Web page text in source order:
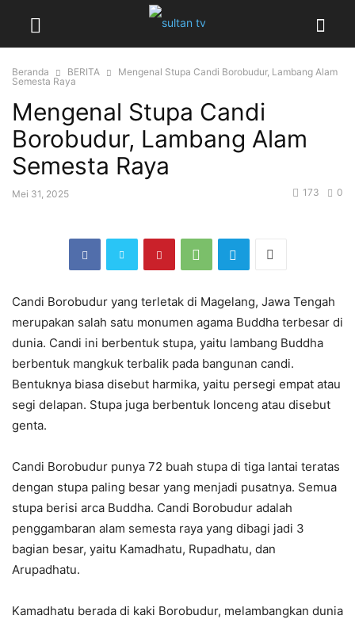
Beranda BERITA
Mengenal Stupa Candi Borobudur, Lambang Alam
Semesta Raya
Mengenal Stupa Candi
Borobudur, Lambang Alam
Semesta Raya
Mei 31, 2025 0
173
Candi Borobudur yang terletak di Magelang, Jawa Tengah
merupakan salah satu monumen agama Buddha terbesar di
dunia. Candi ini berbentuk stupa, yaitu lambang Buddha
berbentuk mangkuk terbalik pada bangunan candi.
Bentuknya biasa disebut harmika, yaitu persegi empat atau
segi delapan. Stupa juga berbentuk lonceng atau disebut
genta.
Candi Borobudur punya 72 buah stupa di tiga lantai teratas
dengan stupa paling besar yang menjadi pusatnya. Semua
stupa berisi arca Buddha. Candi Borobudur adalah
penggambaran alam semesta raya yang dibagi jadi 3
bagian besar, yaitu Kamadhatu, Rupadhatu, dan
Arupadhatu.
Kamadhatu berada di kaki Borobudur, melambangkan dunia